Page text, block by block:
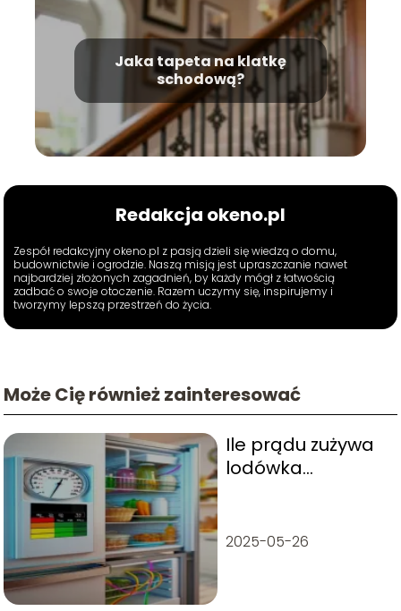
Jaka tapeta na klatkę
schodową?
Redakcja okeno.pl
Zespół redakcyjny okeno.pl z pasją dzieli się wiedzą o domu,
budownictwie i ogrodzie. Naszą misją jest upraszczanie nawet
najbardziej złożonych zagadnień, by każdy mógł z łatwością
zadbać o swoje otoczenie. Razem uczymy się, inspirujemy i
tworzymy lepszą przestrzeń do życia.
Może Cię również zainteresować
Ile prądu zużywa
lodówka
2025-05-26